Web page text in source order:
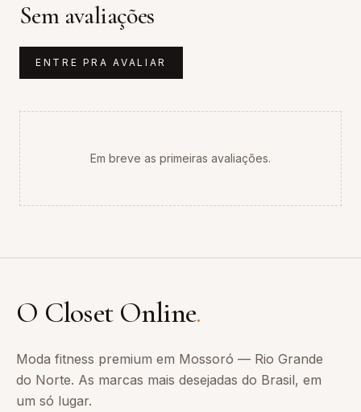
Sem avaliações
ENTRE PRA AVALIAR
Em breve as primeiras avaliações.
O Closet Online.
Moda fitness premium em Mossoró — Rio Grande
do Norte. As marcas mais desejadas do Brasil, em
um só lugar.